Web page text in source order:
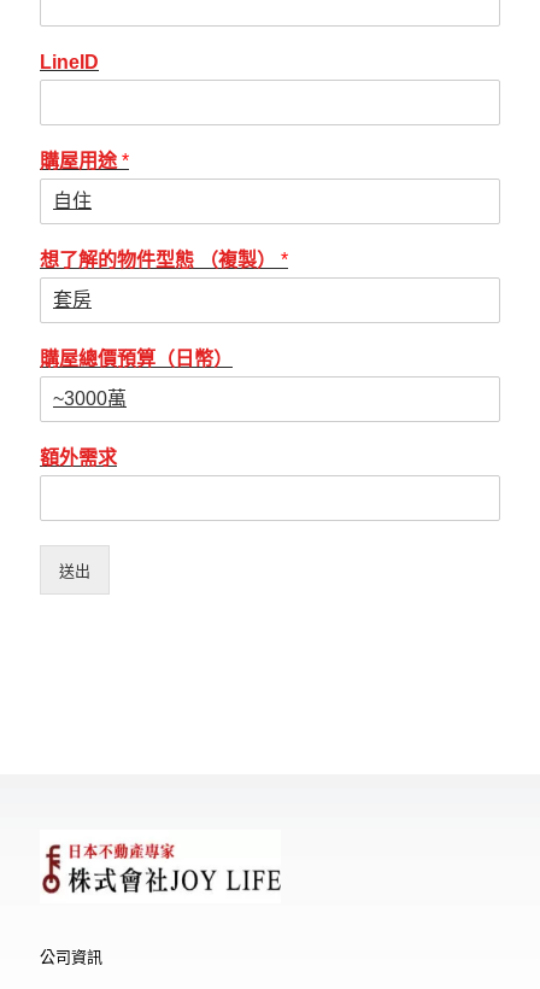
LineID
購屋用途 *
想了解的物件型態 （複製） *
購屋總價預算（日幣）
額外需求
送出
公司資訊